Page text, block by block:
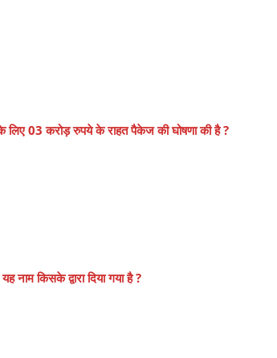
03 करोड़ रुपये के राहत पैकेज की घोषणा की है ?
किसके द्वारा दिया गया है ?